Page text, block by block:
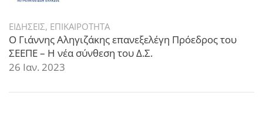
ΕΙΔΗΣΕΙΣ, ΕΠΙΚΑΙΡΟΤΗΤΑ
Ο Γιάννης Αληγιζάκης επανεξελέγη Πρόεδρος του
ΣΕΕΠΕ – Η νέα σύνθεση του Δ.Σ.
26 Ιαν. 2023